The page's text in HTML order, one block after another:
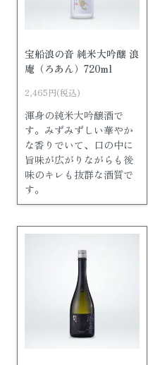
宝船浪の音 純米大吟醸 浪
庵（ろあん）720ml
2,465円(税込)
渾身の純米大吟醸酒で
す。みずみずしい華やか
な香りでいて、口の中に
旨味が広がりながらも後
味のキレも抜群な酒質で
す。